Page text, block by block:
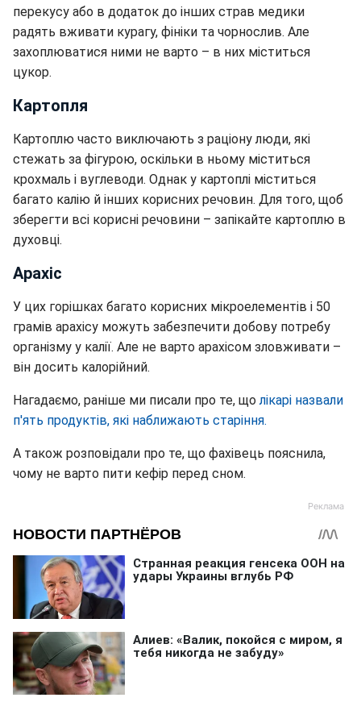
перекусу або в додаток до інших страв медики
радять вживати курагу, фініки та чорнослив. Але
захоплюватися ними не варто – в них міститься
цукор.
Картопля
Картоплю часто виключають з раціону люди, які
стежать за фігурою, оскільки в ньому міститься
крохмаль і вуглеводи. Однак у картоплі міститься
багато калію й інших корисних речовин. Для того, щоб
зберегти всі корисні речовини – запікайте картоплю в
духовці.
Арахіс
У цих горішках багато корисних мікроелементів і 50
грамів арахісу можуть забезпечити добову потребу
організму у калії. Але не варто арахісом зловживати –
він досить калорійний.
Нагадаємо, раніше ми писали про те, щолікарі назвали
п'ять продуктів, які наближають старіння.
А також розповідали про те, що фахівець пояснила,
чому не варто пити кефір перед сном.